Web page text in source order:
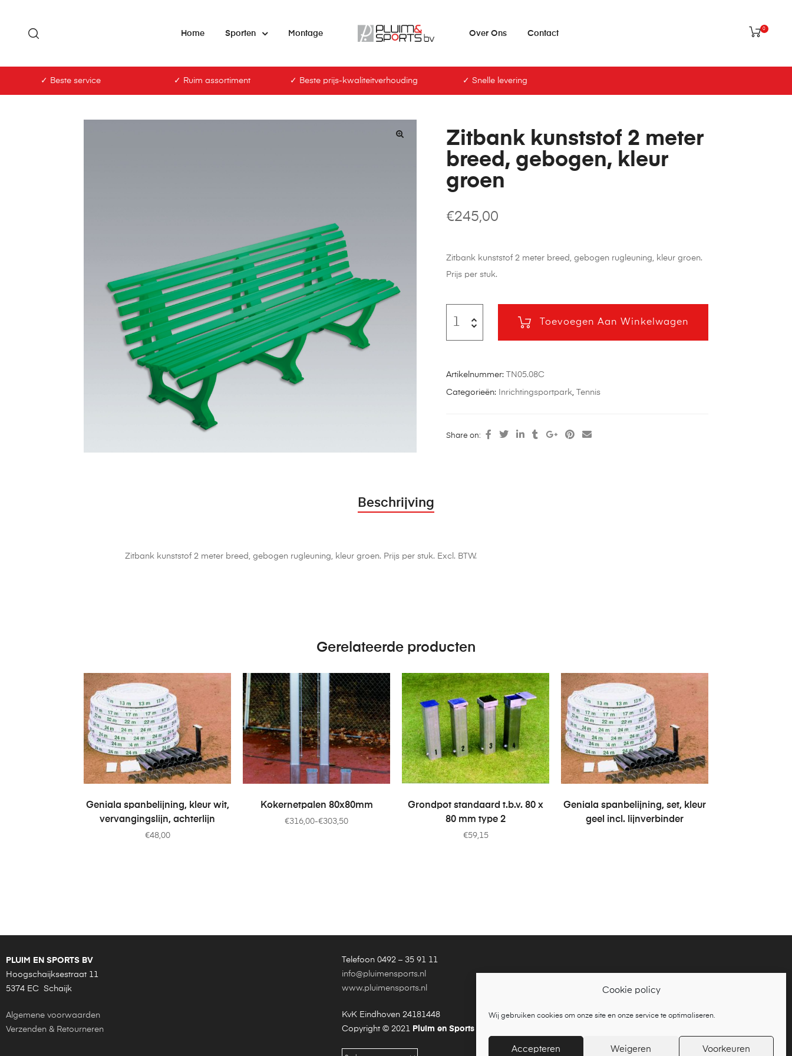
Cookie policy
Wij gebruiken cookies om onze site en onze service te optimaliseren.
Accepteren Weigeren Voorkeuren
Home Sporten Montage Over Ons Contact
0
✓ Beste service ✓ Ruim assortiment ✓ Beste prijs-kwaliteitverhouding ✓ Snelle levering
Zitbank kunststof 2 meter
breed, gebogen, kleur
groen
€245,00
Zitbank kunststof 2 meter breed, gebogen rugleuning, kleur groen.
Prijs per stuk.
Toevoegen Aan Winkelwagen
Artikelnummer: TN05.08C
Categorieën: Inrichtingsportpark, Tennis
Share on:
Beschrijving
Zitbank kunststof 2 meter breed, gebogen rugleuning, kleur groen. Prijs per stuk. Excl. BTW.
Gerelateerde producten
TOEVOEGEN AAN WINKELWAGEN
Geniala spanbelijning, kleur wit,
vervangingslijn, achterlijn
€48,00
OPTIES SELECTEREN
Kokernetpalen 80x80mm
€303,50
-
€316,00
TOEVOEGEN AAN WINKELWAGEN
Grondpot standaard t.b.v. 80 x
80 mm type 2
€59,15
LEES VERDER
Geniala spanbelijning, set, kleur
geel incl. lijnverbinder
PLUIM EN SPORTS BV
Hoogschaijksestraat 11
5374 EC Schaijk
Algemene voorwaarden
Verzenden & Retourneren
Telefoon 0492 – 35 91 11
info@pluimensports.nl
www.pluimensports.nl
KvK Eindhoven 24181448
Copyright © 2021 Pluim en Sports